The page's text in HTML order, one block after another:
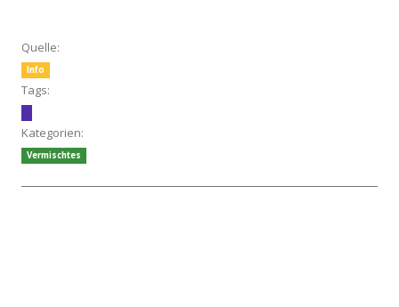
Quelle:
Info
Tags:
Kategorien:
Vermischtes